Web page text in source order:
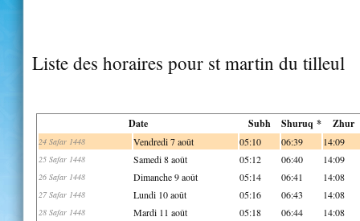
Liste des horaires pour st martin du tilleul
Date Subh Shuruq * Zhur
24 Safar 1448 Vendredi 7 août 05:10 06:39 14:09
25 Safar 1448 Samedi 8 août 05:12 06:40 14:09
26 Safar 1448 Dimanche 9 août 05:14 06:41 14:08
27 Safar 1448 Lundi 10 août 05:16 06:43 14:08
28 Safar 1448 Mardi 11 août 05:18 06:44 14:08